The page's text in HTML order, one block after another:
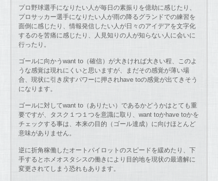
プロ野球選手になりたい人が毎日の素振りを億劫に感じたり、
プロサッカー選手になりたい人が雨の降るグランドでの練習を
面倒に感じたり、情報発信したい人が日々のアイデアを文字化
するのを苦痛に感じたり、人見知りの人が知らない人に会いに
行ったり。
ゴールに向かうwant to（確信）が大きければ大きい程、このよ
うな感覚は現れにくいと思いますが、まだその感覚が薄い場
合、現状に引き戻すパワーに押されhave toの感覚が出てきそう
になります。
ゴールに対してwant to（ありたい）であるかどうかはとても重
要ですが、タスク１つ１つを意識に取り、want toかhave toかを
チェックする事は、本来の目的（ゴール達成）に向けほとんど
意味がありません。
逆に折角稼働したオートパイロットのスピードを緩めたり、下
手するとホメオスタシスの働きにより目的地を現状の最適解に
変更されてしまう恐れもあります。